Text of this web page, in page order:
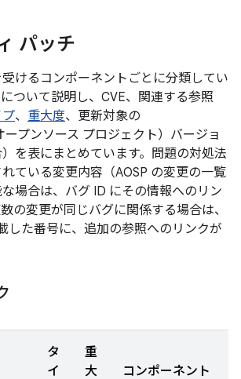
パッチ
けるコンポーネントごとに分類してい
ついて説明し、CVE、関連する参照
、 重大度、更新対象の
ープンソース プロジェクト）バージョ
を表にまとめています。問題の対処法
ている変更内容（AOSP の変更の一覧
場合は、バグ ID にその情報へのリン
の変更が同じバグに関係する場合は、
した番号に、追加の参照へのリンクが
タ
イ
重
大
コンポーネント